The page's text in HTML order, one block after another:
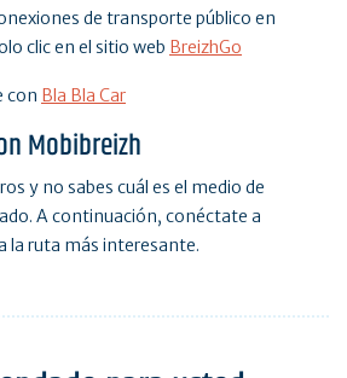
de transporte público en
clic en el sitio web BreizhGo
con Bla Bla Car
Mobibreizh
y no sabes cuál es el medio de
A continuación, conéctate a
la ruta más interesante.